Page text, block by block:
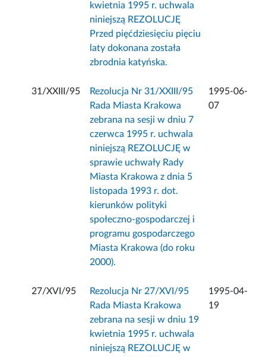
kwietnia 1995 r. uchwala
niniejszą REZOLUCJĘ
Przed pięćdziesięciu pięciu
laty dokonana została
zbrodnia katyńska.
31/XXIII/95
Rezolucja Nr 31/XXIII/95
Rada Miasta Krakowa
zebrana na sesji w dniu 7
czerwca 1995 r. uchwala
niniejszą REZOLUCJĘ w
sprawie uchwały Rady
Miasta Krakowa z dnia 5
listopada 1993 r. dot.
kierunków polityki
społeczno-gospodarczej i
programu gospodarczego
Miasta Krakowa (do roku
2000).
1995-06-
07
27/XVI/95
Rezolucja Nr 27/XVI/95
Rada Miasta Krakowa
zebrana na sesji w dniu 19
kwietnia 1995 r. uchwala
niniejszą REZOLUCJĘ w
1995-04-
19